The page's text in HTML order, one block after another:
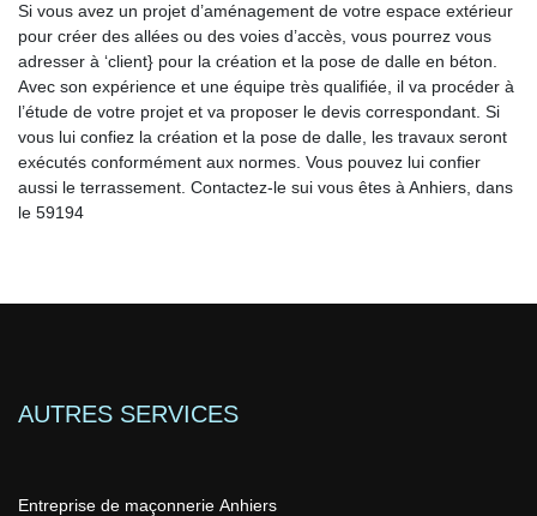
Si vous avez un projet d’aménagement de votre espace extérieur
pour créer des allées ou des voies d’accès, vous pourrez vous
adresser à ‘client} pour la création et la pose de dalle en béton.
Avec son expérience et une équipe très qualifiée, il va procéder à
l’étude de votre projet et va proposer le devis correspondant. Si
vous lui confiez la création et la pose de dalle, les travaux seront
exécutés conformément aux normes. Vous pouvez lui confier
aussi le terrassement. Contactez-le sui vous êtes à Anhiers, dans
le 59194
AUTRES SERVICES
Entreprise de maçonnerie Anhiers